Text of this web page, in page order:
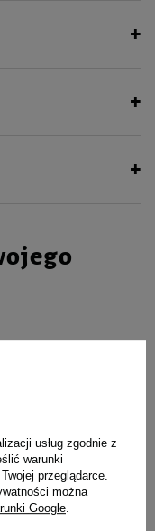
puszka 400 g EDYCJA
cena z 30 dni przed
7,99 zł -25%
zł
usług zgodnie z
warunki
przeglądarce.
można
Google.